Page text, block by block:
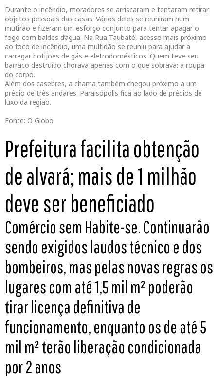
Durante o incêndio, moradores se arriscaram e tentaram retirar
objetos pessoais das casas. Vários deles se reuniram num
mutirão e fizeram um esforço conjunto para tentar apagar o
fogo com baldes d’água. Na Rua Taubaté, acesso mais próximo
ao foco de incêndio, uma multidão se reuniu para ajudar a
carregar botijões de gás e eletrodomésticos. Quem teve seu
barraco destruído chorava apenas com o que sobrava: a roupa
do corpo.
Além dos casebres, a chama também chegou próximo a um
prédio de três andares. Paraisópolis fica ao lado de prédios de
luxo da região.
Fonte: O Globo
Prefeitura facilita obtenção
de alvará; mais de 1 milhão
deve ser beneficiado
Comércio sem Habite-se. Continuarão
sendo exigidos laudos técnico e dos
bombeiros, mas pelas novas regras os
lugares com até 1,5 mil m² poderão
tirar licença definitiva de
funcionamento, enquanto os de até 5
mil m² terão liberação condicionada
por 2 anos